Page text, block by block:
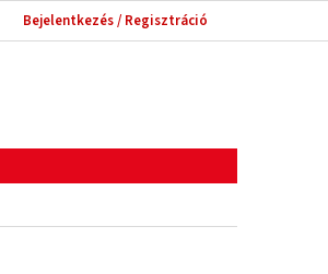
Bejelentkezés / Regisztráció